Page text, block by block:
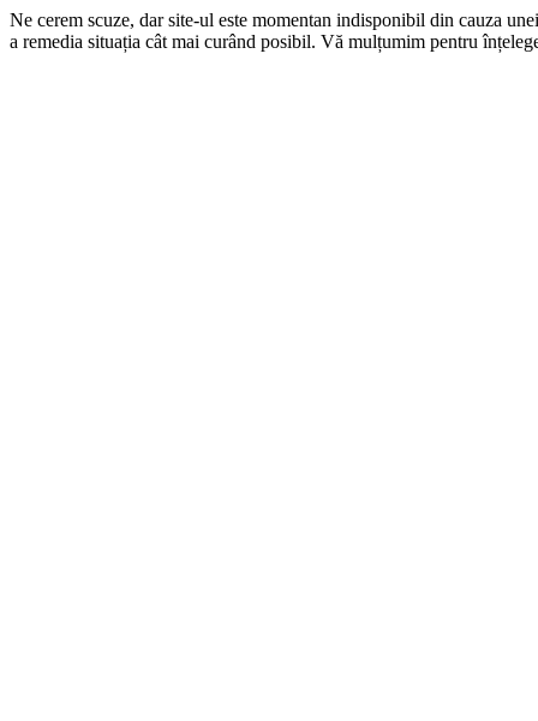
Ne cerem scuze, dar site-ul este momentan indisponibil din cauza
a remedia situația cât mai curând posibil. Vă mulțumim pentru